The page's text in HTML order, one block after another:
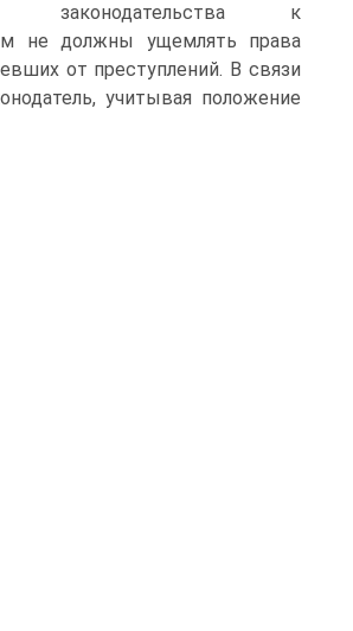
законодательства к
не должны ущемлять права
от преступлений. В связи
учитывая положение